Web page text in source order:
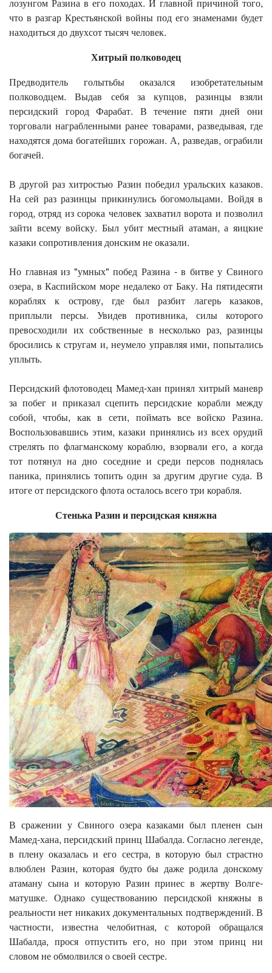
что в разгар Крестьянской войны под его знаменами будет
находиться до двухсот тысяч человек.
Хитрый полководец
Предводитель голытьбы оказался изобретательным
полководцем. Выдав себя за купцов, разинцы взяли
персидский город Фарабат. В течение пяти дней они
торговали награбленными ранее товарами, разведывая, где
находятся дома богатейших горожан. А, разведав, ограбили
богачей.
В другой раз хитростью Разин победил уральских казаков.
На сей раз разинцы прикинулись богомольцами. Войдя в
город, отряд из сорока человек захватил ворота и позволил
зайти всему войску. Был убит местный атаман, а яицкие
казаки сопротивления донским не оказали.
Но главная из "умных" побед Разина - в битве у Свиного
озера, в Каспийском море недалеко от Баку. На пятидесяти
кораблях к острову, где был разбит лагерь казаков,
приплыли персы. Увидев противника, силы которого
превосходили их собственные в несколько раз, разинцы
бросились к стругам и, неумело управляя ими, попытались
уплыть.
Персидский флотоводец Мамед-хан принял хитрый маневр
за побег и приказал сцепить персидские корабли между
собой, чтобы, как в сети, поймать все войско Разина.
Воспользовавшись этим, казаки принялись из всех орудий
стрелять по флагманскому кораблю, взорвали его, а когда
тот потянул на дно соседние и среди персов поднялась
паника, принялись топить один за другим другие суда. В
итоге от персидского флота осталось всего три корабля.
Стенька Разин и персидская княжна
В сражении у Свиного озера казаками был пленен сын
Мамед-хана, персидский принц Шабалда. Согласно легенде,
в плену оказалась и его сестра, в которую был страстно
влюблен Разин, которая будто бы даже родила донскому
атаману сына и которую Разин принес в жертву Волге-
матушке. Однако существованию персидской княжны в
реальности нет никаких документальных подтверждений. В
частности, известна челобитная, с которой обращался
Шабалда, прося отпустить его, но при этом принц ни
словом не обмолвился о своей сестре.